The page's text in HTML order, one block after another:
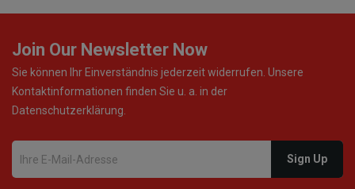
Join Our Newsletter Now
Sie können Ihr Einverständnis jederzeit widerrufen. Unsere
Kontaktinformationen finden Sie u. a. in der
Datenschutzerklärung.